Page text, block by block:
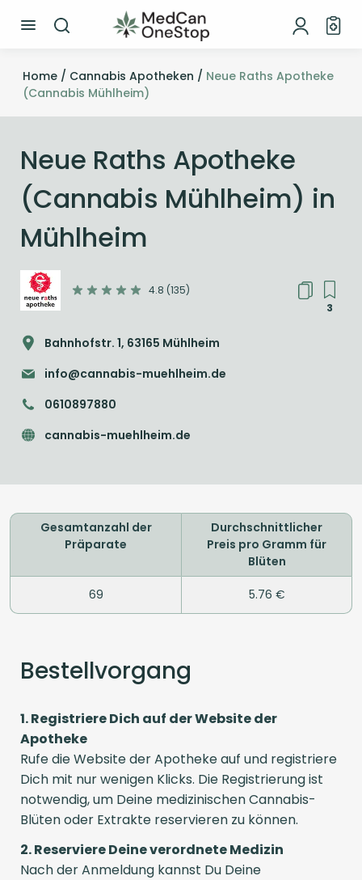
Home / Cannabis Apotheken / Neue Raths Apotheke
(Cannabis Mühlheim)
Neue Raths Apotheke
(Cannabis Mühlheim) in
Mühlheim
4.8 (135)
3
Bahnhofstr. 1, 63165 Mühlheim
info@cannabis-muehlheim.de
0610897880
cannabis-muehlheim.de
Gesamtanzahl der
Präparate
69
Durchschnittlicher
Preis pro Gramm für
Blüten
5.76 €
Bestellvorgang
1. Registriere Dich auf der Website der
Apotheke
Rufe die Website der Apotheke auf und registriere
Dich mit nur wenigen Klicks. Die Registrierung ist
notwendig, um Deine medizinischen Cannabis-
Blüten oder Extrakte reservieren zu können.
2. Reserviere Deine verordnete Medizin
Nach der Anmeldung kannst Du Deine